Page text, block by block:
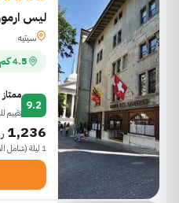
ليس
سيتيه
4.5 كم من مطار جنيف
9.2
ممتاز
تقييم
1,236
1 ليلة (شامل الضرائب) · 1 غرفة